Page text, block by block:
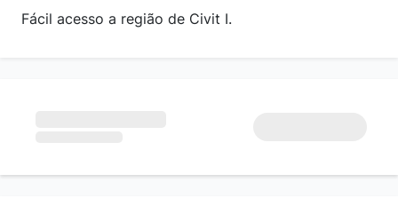
Fácil acesso a região de Civit I.